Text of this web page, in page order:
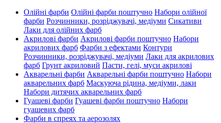
Олійні фарби Олійні фарби поштучно Набори олійної
фарби Розчинники, розріджувачі, медіуми Сикативи
Лаки для олійних фарб
Акрилові фарби Акрилові фарби поштучно Набори
акрилових фарб Фарби з ефектами Контури
Розчинники, розріджувачі, медіуми Лаки для акрилових
фарб Грунт акриловий Пасти, гелі, муси акрилові
Акварельні фарби Акварельні фарби поштучно Набори
акварельних фарб Маскуюча рідина, медіуми, лаки
Набори дитячих акварельних фарб
Гуашеві фарби Гуашеві фарби поштучно Набори
гуашевих фарб
Фарби в спреях та аерозолях